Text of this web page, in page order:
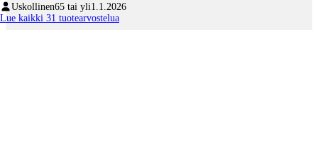
Uskollinen65 tai yli1.1.2026
Lue kaikki 31 tuotearvostelua